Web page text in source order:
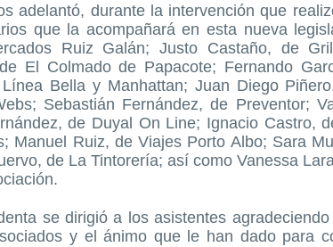
adelantó, durante la intervención que
que la acompañará en esta nueva
Ruiz Galán; Justo Castaño, de
El Colmado de Papacote; Fernando
Bella y Manhattan; Juan Diego
Sebastián Fernández, de Preventor;
de Duyal On Line; Ignacio Castro,
Manuel Ruiz, de Viajes Porto Albo; Sara
de La Tintorería; así como Vanessa
se dirigió a los asistentes
y el ánimo que le han dado para